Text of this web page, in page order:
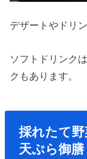
デザートやドリ
ソフトドリンク
クもあります。
採れたて
天ぷら御膳